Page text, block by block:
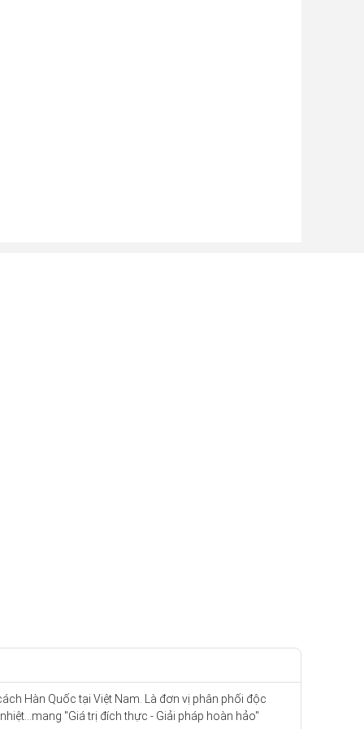
Hàn Quốc tại Việt Nam. Là đơn vị phân phối độc
"Giá trị đích thực - Giải pháp hoàn hảo"